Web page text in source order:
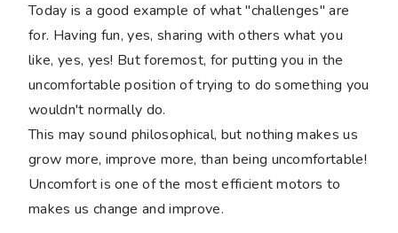
Today is a good example of what "challenges" are
for. Having fun, yes, sharing with others what you
like, yes, yes! But foremost, for putting you in the
uncomfortable position of trying to do something you
wouldn't normally do.
This may sound philosophical, but nothing makes us
grow more, improve more, than being uncomfortable!
Uncomfort is one of the most efficient motors to
makes us change and improve.